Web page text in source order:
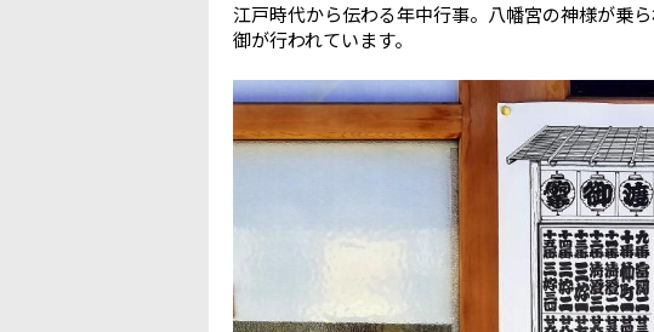
江戸時代から伝わる年中行事。八幡宮の神様が乗
御が行われています。